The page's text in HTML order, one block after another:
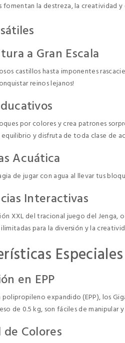
fomentan la destreza, la creatividad
a Gran Escala
castillos hasta imponentes
reinos lejanos!
por colores y crea patrones
y disfruta de toda clase de
Acuática
de jugar con agua al llevar tus
Interactivas
XXL del tracional juego del
para la diversión y la
Especiales
en EPP
expandido (EPP), los
de 0.5 kg, son fáciles de manipular
Colores